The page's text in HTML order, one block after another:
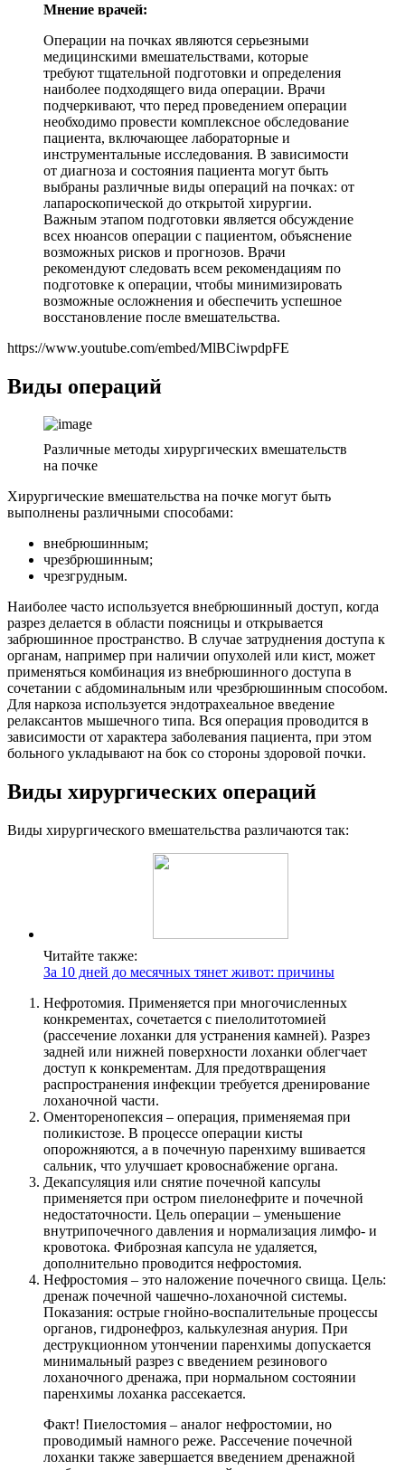
Мнение врачей:
Операции на почках являются серьезными
медицинскими вмешательствами, которые
требуют тщательной подготовки и определения
наиболее подходящего вида операции. Врачи
подчеркивают, что перед проведением операции
необходимо провести комплексное обследование
пациента, включающее лабораторные и
инструментальные исследования. В зависимости
от диагноза и состояния пациента могут быть
выбраны различные виды операций на почках: от
лапароскопической до открытой хирургии.
Важным этапом подготовки является обсуждение
всех нюансов операции с пациентом, объяснение
возможных рисков и прогнозов. Врачи
рекомендуют следовать всем рекомендациям по
подготовке к операции, чтобы минимизировать
возможные осложнения и обеспечить успешное
восстановление после вмешательства.
https://www.youtube.com/embed/MlBCiwpdpFE
Виды операций
Различные методы хирургических вмешательств
на почке
Хирургические вмешательства на почке могут быть
выполнены различными способами:
внебрюшинным;
чрезбрюшинным;
чрезгрудным.
Наиболее часто используется внебрюшинный доступ, когда
разрез делается в области поясницы и открывается
забрюшинное пространство. В случае затруднения доступа к
органам, например при наличии опухолей или кист, может
применяться комбинация из внебрюшинного доступа в
сочетании с абдоминальным или чрезбрюшинным способом.
Для наркоза используется эндотрахеальное введение
релаксантов мышечного типа. Вся операция проводится в
зависимости от характера заболевания пациента, при этом
больного укладывают на бок со стороны здоровой почки.
Виды хирургических операций
Виды хирургического вмешательства различаются так:
Читайте также:
За 10 дней до месячных тянет живот: причины
Нефротомия. Применяется при многочисленных
конкрементах, сочетается с пиелолитотомией
(рассечение лоханки для устранения камней). Разрез
задней или нижней поверхности лоханки облегчает
доступ к конкрементам. Для предотвращения
распространения инфекции требуется дренирование
лоханочной части.
Оменторенопексия – операция, применяемая при
поликистозе. В процессе операции кисты
опорожняются, а в почечную паренхиму вшивается
сальник, что улучшает кровоснабжение органа.
Декапсуляция или снятие почечной капсулы
применяется при остром пиелонефрите и почечной
недостаточности. Цель операции – уменьшение
внутрипочечного давления и нормализация лимфо- и
кровотока. Фиброзная капсула не удаляется,
дополнительно проводится нефростомия.
Нефростомия – это наложение почечного свища. Цель:
дренаж почечной чашечно-лоханочной системы.
Показания: острые гнойно-воспалительные процессы
органов, гидронефроз, калькулезная анурия. При
деструкционном утончении паренхимы допускается
минимальный разрез с введением резинового
лоханочного дренажа, при нормальном состоянии
паренхимы лоханка рассекается.
Факт! Пиелостомия – аналог нефростомии, но
проводимый намного реже. Рассечение почечной
лоханки также завершается введением дренажной